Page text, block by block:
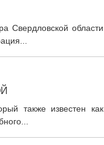
Свердловской области
также известен как